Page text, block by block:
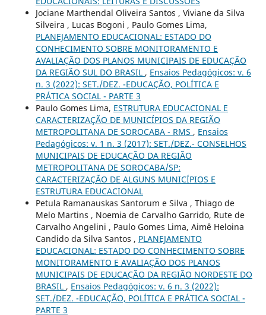
Jociane Marthendal Oliveira Santos , Viviane da Silva
Silveira , Lucas Bogoni , Paulo Gomes Lima,
PLANEJAMENTO EDUCACIONAL: ESTADO DO
CONHECIMENTO SOBRE MONITORAMENTO E
AVALIAÇÃO DOS PLANOS MUNICIPAIS DE EDUCAÇÃO
DA REGIÃO SUL DO BRASIL , Ensaios Pedagógicos: v. 6
n. 3 (2022): SET./DEZ. -EDUCAÇÃO, POLÍTICA E
PRÁTICA SOCIAL - PARTE 3
Paulo Gomes Lima, ESTRUTURA EDUCACIONAL E
CARACTERIZAÇÃO DE MUNICÍPIOS DA REGIÃO
METROPOLITANA DE SOROCABA - RMS , Ensaios
Pedagógicos: v. 1 n. 3 (2017): SET./DEZ.- CONSELHOS
MUNICIPAIS DE EDUCAÇÃO DA REGIÃO
METROPOLITANA DE SOROCABA/SP:
CARACTERIZAÇÃO DE ALGUNS MUNICÍPIOS E
ESTRUTURA EDUCACIONAL
Petula Ramanauskas Santorum e Silva , Thiago de
Melo Martins , Noemia de Carvalho Garrido, Rute de
Carvalho Angelini , Paulo Gomes Lima, Aimê Heloina
Candido da Silva Santos , PLANEJAMENTO
EDUCACIONAL: ESTADO DO CONHECIMENTO SOBRE
MONITORAMENTO E AVALIAÇÃO DOS PLANOS
MUNICIPAIS DE EDUCAÇÃO DA REGIÃO NORDESTE DO
BRASIL , Ensaios Pedagógicos: v. 6 n. 3 (2022):
SET./DEZ. -EDUCAÇÃO, POLÍTICA E PRÁTICA SOCIAL -
PARTE 3